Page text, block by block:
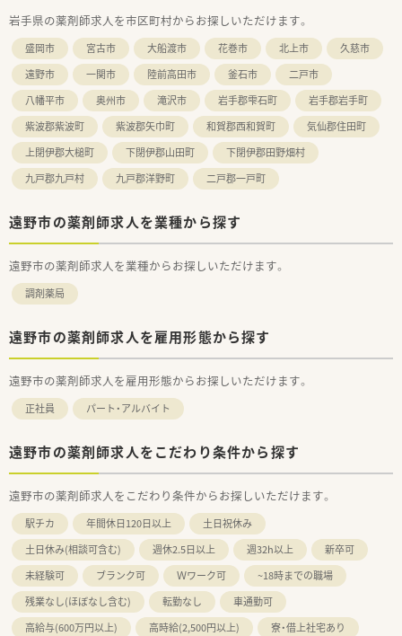
■岩手県に本社を構える地場チェーン薬局です！
新規出店も継続しており、県内には20店舗以上ございます。
平均年齢は37歳と比較的若く、懐が深い社員が多く在籍してい
ます。
薬局は、クリニック門前から病院門前などに出店しているため、
どんな経験を積みたいかによって選ぶことも可能です！
≪ 薬局紹介 ≫
■総合科目を応需しております。
門前が県立病院になりますが、近隣にも整形外科クリニックがあ
り、近隣各地の処方箋を応需しています。
り向き合うことができます。
■店内は広くて明るく、清潔感があり気持ちよく就業できる環境
です。
松倉駅から徒歩で20分、お車でも通勤が可能なため、通勤手段に
は困らない立地にございます。
■病院門前で専門性を高めて就業したい方
■頼れる存在（エリアマネージャー）がいる環境でスキルアップ
を図っていきたい方
岩手県の薬剤師求人を市区町村からお探しいただけます。
盛岡市 宮古市 大船渡市 花巻市 北上市
久慈市
遠野市
一関市 陸前高田市 釜石市
二戸市
八幡平市
奥州市 滝沢市 岩手郡雫石町
岩手郡岩手町
紫波郡紫波町
紫波郡矢巾町 和賀郡西和賀町
気仙郡住田町
上閉伊郡大槌町
下閉伊郡山田町
下閉伊郡田野畑村
九戸郡九戸村
九戸郡洋野町 二戸郡一戸町
遠野市の薬剤師求人を業種から探す
遠野市の薬剤師求人を業種からお探しいただけます。
調剤薬局
遠野市の薬剤師求人を雇用形態から探す
遠野市の薬剤師求人を雇用形態からお探しいただけます。
正社員 パート・アルバイト
遠野市の薬剤師求人をこだわり条件から探す
遠野市の薬剤師求人をこだわり条件からお探しいただけます。
駅チカ 年間休日120日以上
土日祝休み
土日休み(相談可含む)
週休2.5日以上 週32h以上
新卒可
未経験可
ブランク可 Ｗワーク可
~18時までの職場
残業なし(ほぼなし含む)
転勤なし
車通勤可
高給与(600万円以上)
高時給(2,500円以上)
寮・借上社宅あり